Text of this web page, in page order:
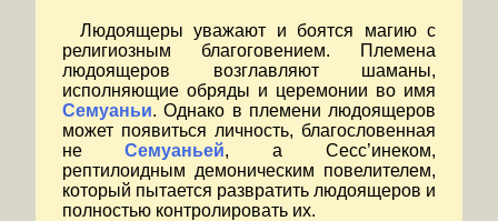
Людоящеры уважают и боятся магию с
религиозным благоговением. Племена
людоящеров возглавляют шаманы,
исполняющие обряды и церемонии во имя
Семуаньи. Однако в племени людоящеров
может появиться личность, благословенная
не Семуаньей, а Сесс’инеком,
рептилоидным демоническим повелителем,
который пытается развратить людоящеров и
полностью контролировать их.